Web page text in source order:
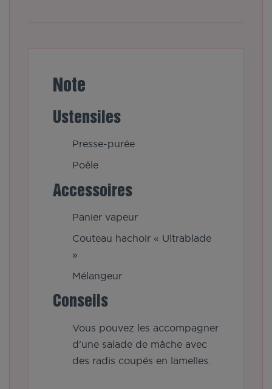
Note
Ustensiles
Presse-purée
Poêle
Accessoires
Panier vapeur
Couteau hachoir « Ultrablade
»
Mélangeur
Conseils
Vous pouvez les accompagner
d'une salade de mâche avec
des radis coupés en lamelles.